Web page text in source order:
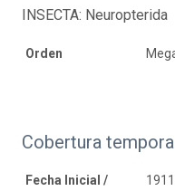
INSECTA: Neuropterida
Orden
Cobertura
Fecha Inicial /